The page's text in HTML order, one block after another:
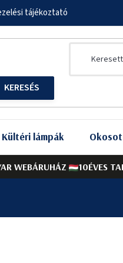
WEBÁRUHÁZ 10ÉVES
tájékoztató
Kültéri lámpák